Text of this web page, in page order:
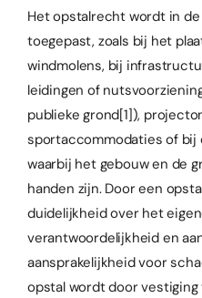
Het opstalrecht wordt in
toegepast, zoals bij het
windmolens, bij
leidingen of
publieke grond[1]),
sportaccommodaties of
waarbij het gebouw en de
handen zijn. Door een
duidelijkheid over het
verantwoordelijkheid en
aansprakelijkheid voor
opstal wordt door